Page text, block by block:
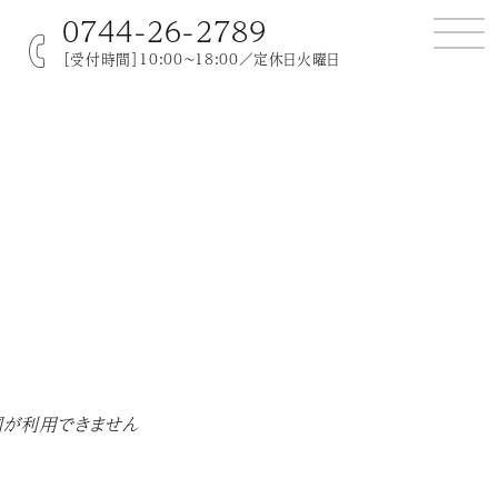
0744-26-2789
［受付時間］10:00～18:00／定休日火曜日
利用できません